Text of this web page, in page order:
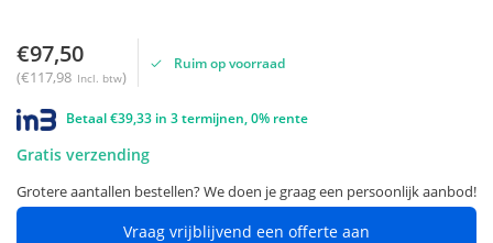
€97,50
(€117,98 Incl. btw)
Ruim op voorraad
Betaal €39,33 in 3 termijnen, 0% rente
Gratis verzending
Grotere aantallen bestellen? We doen je graag een persoonlijk aanbod!
Vraag vrijblijvend een offerte aan